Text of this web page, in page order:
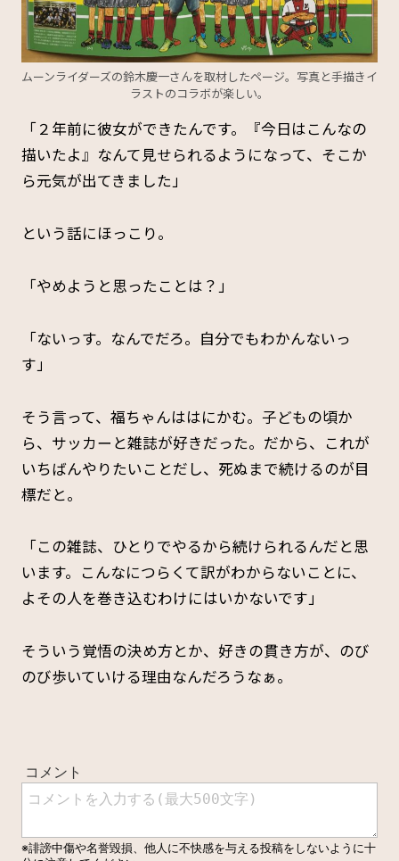
ムーンライダーズの鈴木慶一さんを取材したページ。写真と手描きイ
ラストのコラボが楽しい。
「２年前に彼女ができたんです。『今日はこんなの
描いたよ』なんて見せられるようになって、そこか
ら元気が出てきました」
という話にほっこり。
「やめようと思ったことは？」
「ないっす。なんでだろ。自分でもわかんないっ
す」
そう言って、福ちゃんははにかむ。子どもの頃か
ら、サッカーと雑誌が好きだった。だから、これが
いちばんやりたいことだし、死ぬまで続けるのが目
標だと。
「この雑誌、ひとりでやるから続けられるんだと思
います。こんなにつらくて訳がわからないことに、
よその人を巻き込むわけにはいかないです」
そういう覚悟の決め方とか、好きの貫き方が、のび
のび歩いていける理由なんだろうなぁ。